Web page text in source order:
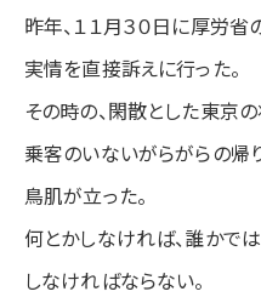
昨年、１１月３０日に厚労
実情を直接訴えに行った。
その時の、閑散とした東京の
乗客のいないがらがらの帰
鳥肌が立った。
何とかしなければ、誰かで
しなければならない。